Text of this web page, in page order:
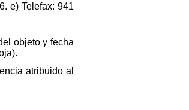
e) Telefax: 941
objeto y fecha
atribuido al